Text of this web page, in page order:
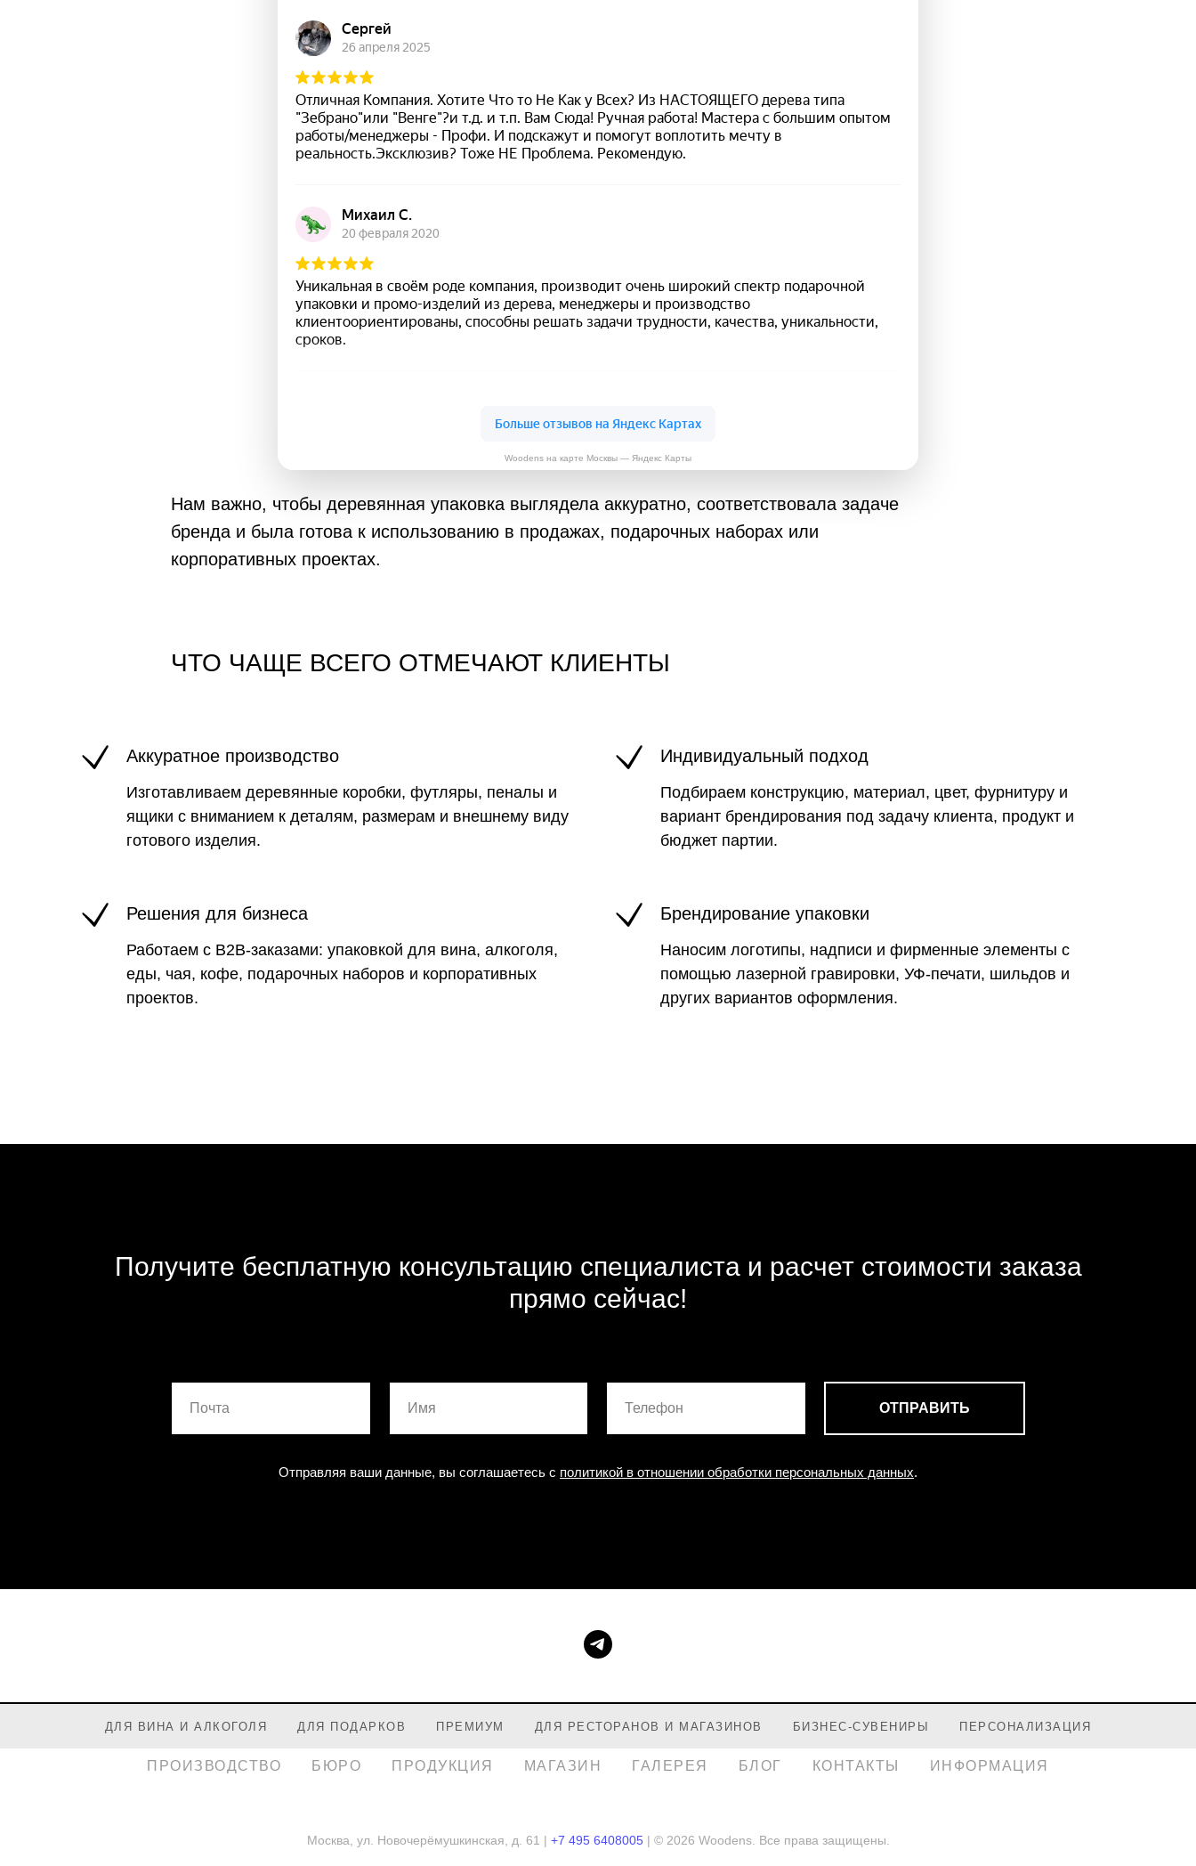
Woodens на карте Москвы — Яндекс Карты
Нам важно, чтобы деревянная упаковка выглядела аккуратно, соответствовала задаче
бренда и была готова к использованию в продажах, подарочных наборах или
корпоративных проектах.
ЧТО ЧАЩЕ ВСЕГО ОТМЕЧАЮТ КЛИЕНТЫ
Аккуратное производство
Изготавливаем деревянные коробки, футляры, пеналы и
ящики с вниманием к деталям, размерам и внешнему виду
готового изделия.
Индивидуальный подход
Подбираем конструкцию, материал, цвет, фурнитуру и
вариант брендирования под задачу клиента, продукт и
бюджет партии.
Решения для бизнеса
Работаем с B2B-заказами: упаковкой для вина, алкоголя,
еды, чая, кофе, подарочных наборов и корпоративных
проектов.
Брендирование упаковки
Наносим логотипы, надписи и фирменные элементы с
помощью лазерной гравировки, УФ-печати, шильдов и
других вариантов оформления.
Получите бесплатную консультацию специалиста и расчет стоимости заказа
прямо сейчас!
ОТПРАВИТЬ
Отправляя ваши данные, вы соглашаетесь с политикой в отношении обработки персональных данных.
ДЛЯ ВИНА И АЛКОГОЛЯ ДЛЯ ПОДАРКОВ ПРЕМИУМ ДЛЯ РЕСТОРАНОВ И МАГАЗИНОВ БИЗНЕС-СУВЕНИРЫ ПЕРСОНАЛИЗАЦИЯ
ПРОИЗВОДСТВО БЮРО ПРОДУКЦИЯ МАГАЗИН ГАЛЕРЕЯ БЛОГ КОНТАКТЫ ИНФОРМАЦИЯ
Москва, ул. Новочерёмушкинская, д. 61 | +7 495 6408005 | © 2026 Woodens. Все права защищены.